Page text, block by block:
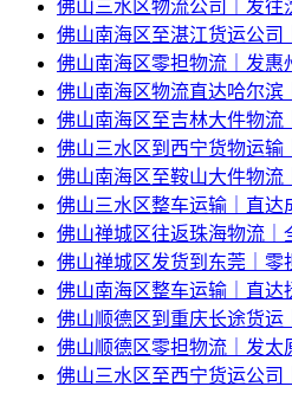
佛山三水区物流公司｜发往
佛山南海区至湛江货运公司
佛山南海区零担物流｜发惠
佛山南海区物流直达哈尔滨
佛山南海区至吉林大件物流
佛山三水区到西宁货物运输
佛山南海区至鞍山大件物流
佛山三水区整车运输｜直达
佛山禅城区往返珠海物流｜
佛山禅城区发货到东莞｜零
佛山南海区整车运输｜直达
佛山顺德区到重庆长途货运
佛山顺德区零担物流｜发太
佛山三水区至西宁货运公司